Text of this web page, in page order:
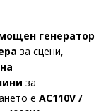
генератор
за сцени,
за
е AC110V /